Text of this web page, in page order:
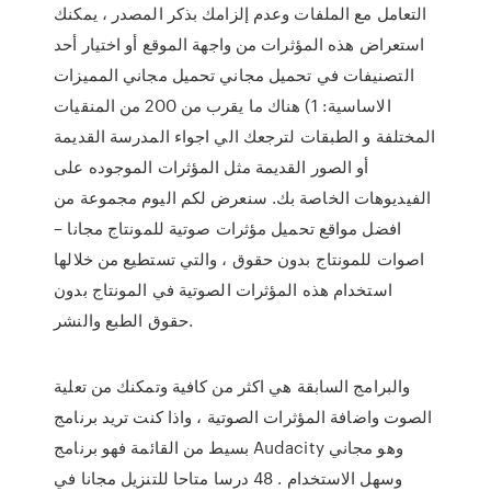
التعامل مع الملفات وعدم إلزامك بذكر المصدر ، يمكنك
استعراض هذه المؤثرات من واجهة الموقع أو اختيار أحد
التصنيفات في تحميل مجاني تحميل مجاني المميزات
الاساسية: 1) هناك ما يقرب من 200 من المنقيات
المختلفة و الطبقات لترجعك الي اجواء المدرسة القديمة
أو الصور القديمة مثل المؤثرات الموجوده على
الفيديوهات الخاصة بك. سنعرض لكم اليوم مجموعة من
افضل مواقع تحميل مؤثرات صوتية للمونتاج مجانا –
اصوات للمونتاج بدون حقوق ، والتي تستطيع من خلالها
استخدام هذه المؤثرات الصوتية في المونتاج بدون
حقوق الطبع والنشر.
والبرامج السابقة هي اكثر من كافية وتمكنك من تعلية
الصوت واضافة المؤثرات الصوتية ، واذا كنت تريد برنامج
بسيط من القائمة فهو برنامج Audacity وهو مجاني
وسهل الاستخدام . 48 درسا متاحا للتنزيل مجانا في